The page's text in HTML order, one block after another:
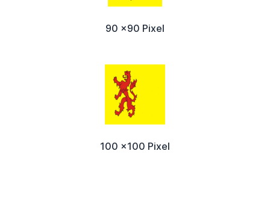
90 x90 Pixel
100 x100 Pixel